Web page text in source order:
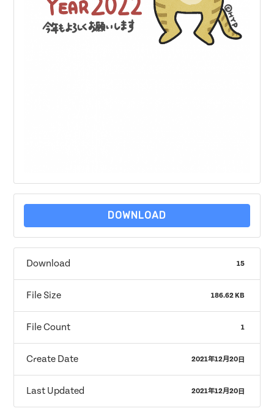
DOWNLOAD
Download 15
File Size 186.62 KB
File Count 1
Create Date 2021年12月20日
Last Updated 2021年12月20日